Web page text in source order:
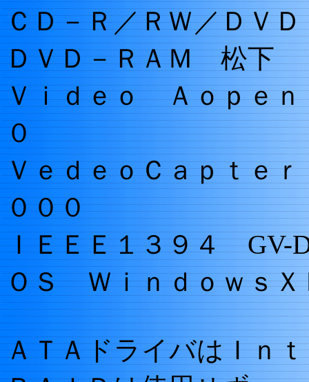
ＣＤ－Ｒ／ＲＷ／ＤＶ
ＤＶＤ－ＲＡＭ 松下
Ｖｉｄｅｏ Ａｏｐｅ
０
ＶｅｄｅｏＣａｐｔｅ
０００
ＩＥＥＥ１３９４ GV-
ＯＳ ＷｉｎｄｏｗｓＸ
ＡＴＡドライバはＩｎ